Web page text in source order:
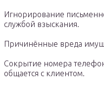
Игнорирование
службой взыскания.
Причинённые вреда
Сокрытие номера
общается с клиентом.